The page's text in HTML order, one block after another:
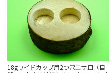
18gワイドカップ用2つ穴エサ皿（自